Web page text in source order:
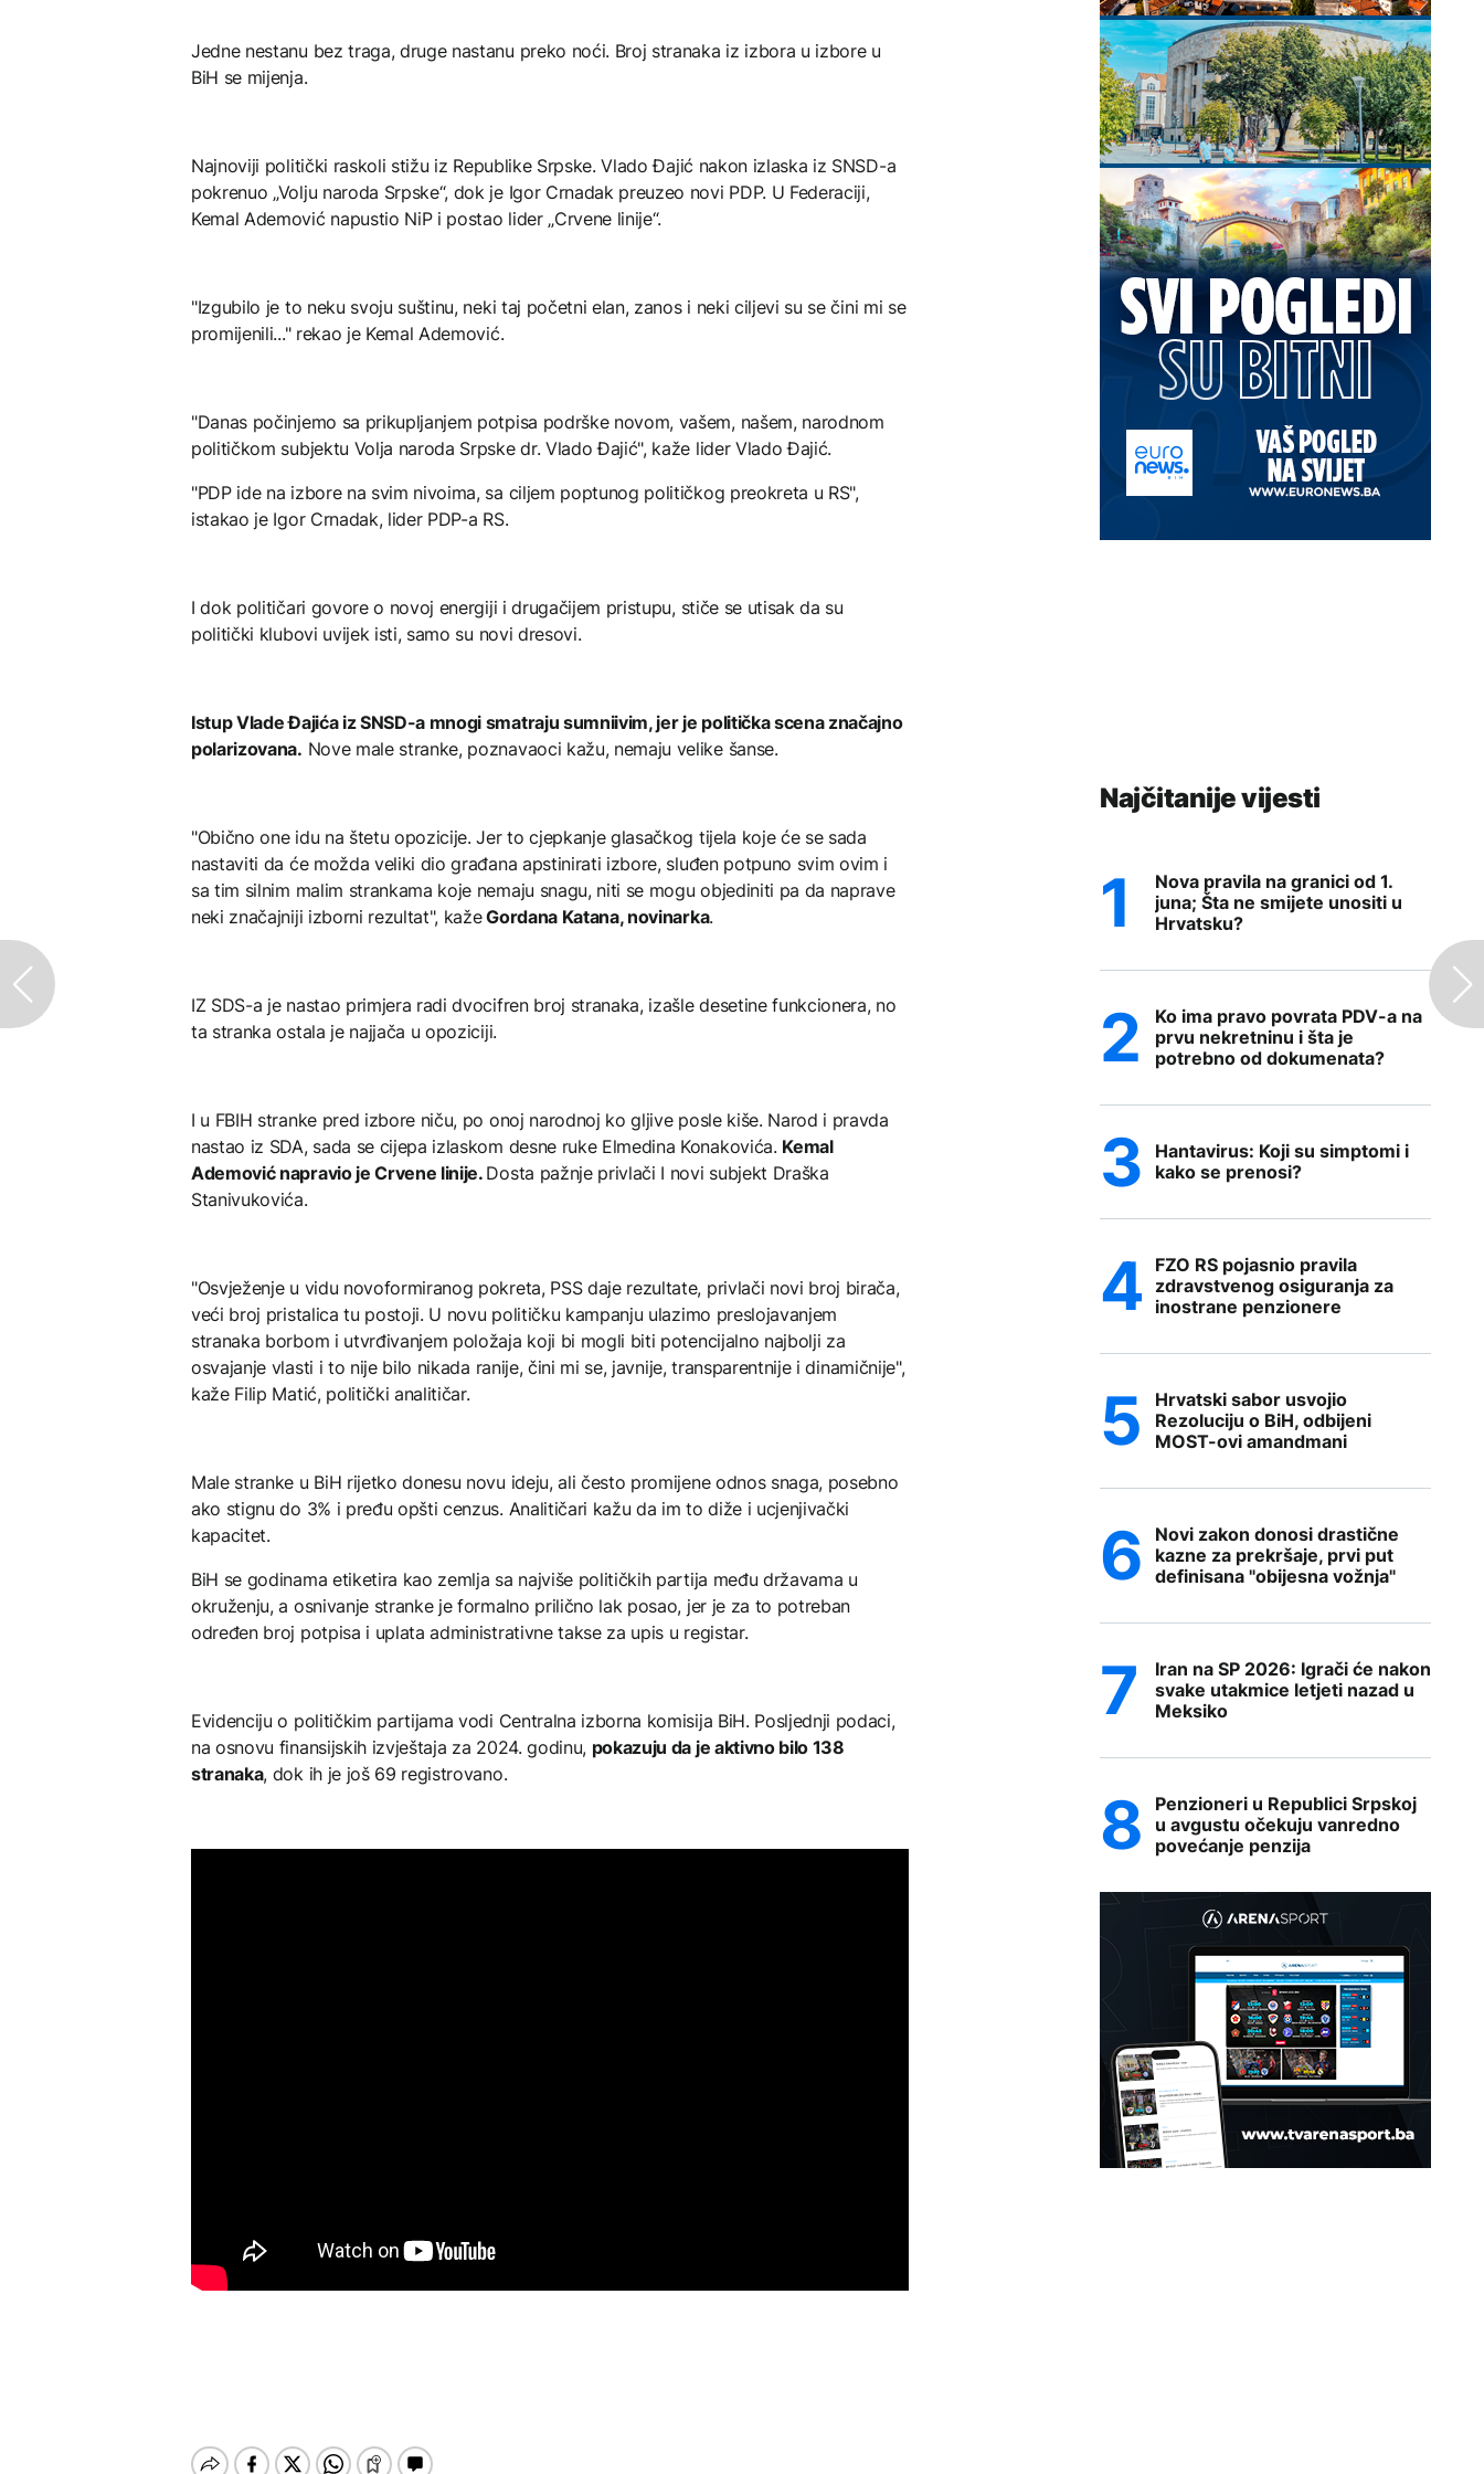
Jedne nestanu bez traga, druge nastanu preko noći. Broj stranaka iz izbora u izbore u
BiH se mijenja.
Najnoviji politički raskoli stižu iz Republike Srpske. Vlado Đajić nakon izlaska iz SNSD-a
pokrenuo „Volju naroda Srpske“, dok je Igor Crnadak preuzeo novi PDP. U Federaciji,
Kemal Ademović napustio NiP i postao lider „Crvene linije“.
"Izgubilo je to neku svoju suštinu, neki taj početni elan, zanos i neki ciljevi su se čini mi se
promijenili..." rekao je Kemal Ademović.
"Danas počinjemo sa prikupljanjem potpisa podrške novom, vašem, našem, narodnom
političkom subjektu Volja naroda Srpske dr. Vlado Đajić", kaže lider Vlado Đajić.
"PDP ide na izbore na svim nivoima, sa ciljem poptunog političkog preokreta u RS",
istakao je Igor Crnadak, lider PDP-a RS.
I dok političari govore o novoj energiji i drugačijem pristupu, stiče se utisak da su
politički klubovi uvijek isti, samo su novi dresovi.
Istup Vlade Đajića iz SNSD-a mnogi smatraju sumniivim, jer je politička scena značajno
polarizovana. Nove male stranke, poznavaoci kažu, nemaju velike šanse.
"Obično one idu na štetu opozicije. Jer to cjepkanje glasačkog tijela koje će se sada
nastaviti da će možda veliki dio građana apstinirati izbore, sluđen potpuno svim ovim i
sa tim silnim malim strankama koje nemaju snagu, niti se mogu objediniti pa da naprave
neki značajniji izborni rezultat", kažeGordana Katana, novinarka.
IZ SDS-a je nastao primjera radi dvocifren broj stranaka, izašle desetine funkcionera, no
ta stranka ostala je najjača u opoziciji.
I u FBIH stranke pred izbore niču, po onoj narodnoj ko gljive posle kiše. Narod i pravda
nastao iz SDA, sada se cijepa izlaskom desne ruke Elmedina Konakovića. Kemal
Ademović napravio je Crvene linije. Dosta pažnje privlači I novi subjekt Draška
Stanivukovića.
"Osvježenje u vidu novoformiranog pokreta, PSS daje rezultate, privlači novi broj birača,
veći broj pristalica tu postoji. U novu političku kampanju ulazimo preslojavanjem
stranaka borbom i utvrđivanjem položaja koji bi mogli biti potencijalno najbolji za
osvajanje vlasti i to nije bilo nikada ranije, čini mi se, javnije, transparentnije i dinamičnije",
kaže Filip Matić, politički analitičar.
Male stranke u BiH rijetko donesu novu ideju, ali često promijene odnos snaga, posebno
ako stignu do 3% i pređu opšti cenzus. Analitičari kažu da im to diže i ucjenjivački
kapacitet.
BiH se godinama etiketira kao zemlja sa najviše političkih partija među državama u
okruženju, a osnivanje stranke je formalno prilično lak posao, jer je za to potreban
određen broj potpisa i uplata administrativne takse za upis u registar.
Evidenciju o političkim partijama vodi Centralna izborna komisija BiH. Posljednji podaci,
na osnovu finansijskih izvještaja za 2024. godinu, pokazuju da je aktivno bilo 138
stranaka, dok ih je još 69 registrovano.
Najčitanije vijesti
Nova pravila na granici od 1.
juna; Šta ne smijete unositi u
Hrvatsku?
Ko ima pravo povrata PDV-a na
prvu nekretninu i šta je
potrebno od dokumenata?
Hantavirus: Koji su simptomi i
kako se prenosi?
FZO RS pojasnio pravila
zdravstvenog osiguranja za
inostrane penzionere
Hrvatski sabor usvojio
Rezoluciju o BiH, odbijeni
MOST-ovi amandmani
Novi zakon donosi drastične
kazne za prekršaje, prvi put
definisana "obijesna vožnja"
Iran na SP 2026: Igrači će nakon
svake utakmice letjeti nazad u
Meksiko
Penzioneri u Republici Srpskoj
u avgustu očekuju vanredno
povećanje penzija